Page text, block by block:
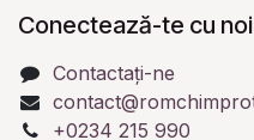
Conectează-te cu noi
Contactați-ne
+0234 215 990